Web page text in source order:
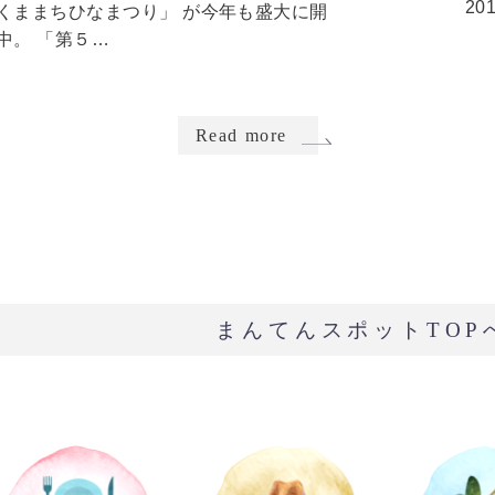
ままちひなまつり」 が今年も盛大に開
。 「第５…
Read more
まんてんスポットTOP